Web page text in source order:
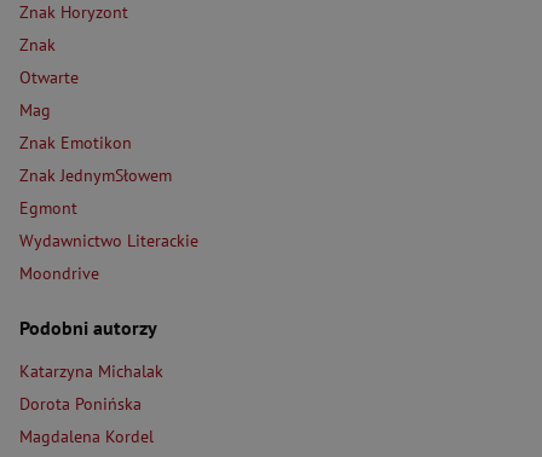
Znak Horyzont
Znak
Otwarte
Mag
Znak Emotikon
Znak JednymSłowem
Egmont
Wydawnictwo Literackie
Moondrive
Podobni autorzy
Katarzyna Michalak
Dorota Ponińska
Magdalena Kordel